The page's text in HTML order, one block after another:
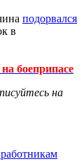
подорвался
в
боеприпасе
на